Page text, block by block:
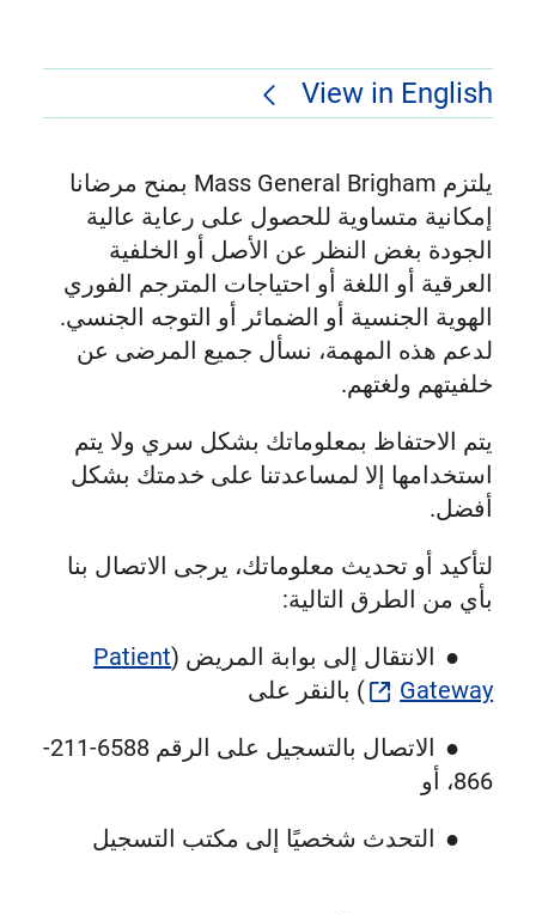
View in English
يلتزم Mass General Brigham بمنح مرضانا
إمكانية متساوية للحصول على رعاية عالية
الجودة بغض النظر عن الأصل أو الخلفية
العرقية أو اللغة أو احتياجات المترجم الفوري
الهوية الجنسية أو الضمائر أو التوجه الجنسي.
لدعم هذه المهمة، نسأل جميع المرضى عن
خلفيتهم ولغتهم.
يتم الاحتفاظ بمعلوماتك بشكل سري ولا يتم
استخدامها إلا لمساعدتنا على خدمتك بشكل
أفضل.
لتأكيد أو تحديث معلوماتك، يرجى الاتصال بنا
بأي من الطرق التالية:
● الانتقال إلى بوابة المريض (Patient
Gateway
) بالنقر على
● الاتصال بالتسجيل على الرقم 6588-211-
866، أو
● التحدث شخصيًا إلى مكتب التسجيل